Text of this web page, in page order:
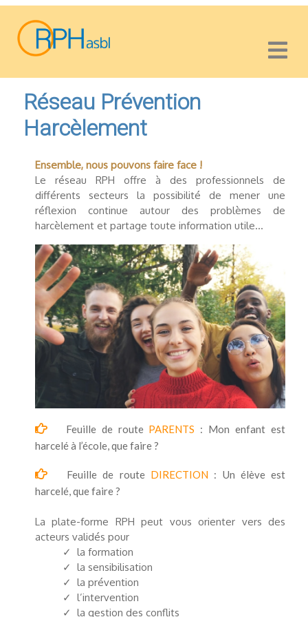
Réseau Prévention
Harcèlement
Ensemble, nous pouvons faire face !
Le réseau RPH offre à des professionnels de
différents secteurs la possibilité de mener une
réflexion continue autour des problèmes de
harcèlement et partage toute information utile...
Feuille de route PARENTS : Mon enfant est
harcelé à l’école, que faire ?
Feuille de route DIRECTION: Un élève est
harcelé, que faire ?
La plate-forme RPH peut vous orienter vers des
acteurs validés pour
✓ la formation
✓ la sensibilisation
✓ la prévention
✓ l’intervention
✓ la gestion des conflits